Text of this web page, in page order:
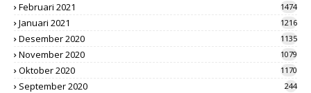
Februari 2021 1474
Januari 2021 1216
Desember 2020 1135
November 2020 1079
Oktober 2020 1170
September 2020 244